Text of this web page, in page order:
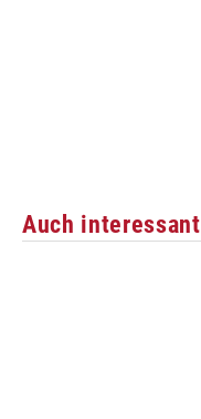
Auch interessant